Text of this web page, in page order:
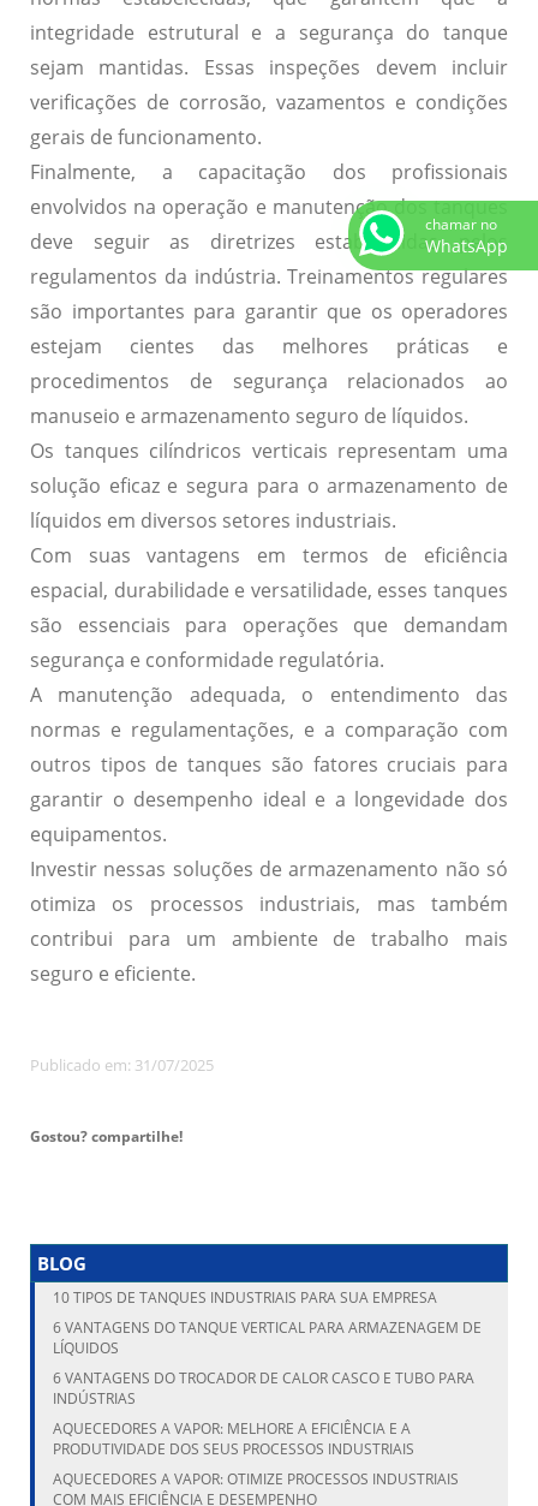
integridade estrutural e a segurança do tanque
sejam mantidas. Essas inspeções devem incluir
verificações de corrosão, vazamentos e condições
gerais de funcionamento.
Finalmente, a capacitação dos profissionais
envolvidos na operação e manutenção dos tanques
deve seguir as diretrizes estabelecidas pelos
regulamentos da indústria.Treinamentos regulares
são importantes para garantir que os operadores
estejam cientes das melhores práticas e
procedimentos de segurança relacionados ao
manuseio e armazenamento seguro de líquidos.
Os tanques cilíndricos verticais representam uma
solução eficaz e segura para o armazenamento de
líquidos em diversos setores industriais.
Com suas vantagens em termos de eficiência
espacial, durabilidade e versatilidade, esses tanques
são essenciais para operações que demandam
segurança e conformidade regulatória.
A manutenção adequada, o entendimento das
normas e regulamentações, e a comparação com
outros tipos de tanques são fatores cruciais para
garantir o desempenho ideal e a longevidade dos
equipamentos.
Investir nessas soluções de armazenamento não só
otimiza os processos industriais, mas também
contribui para um ambiente de trabalho mais
seguro e eficiente.
Publicado em: 31/07/2025
Gostou? compartilhe!
BLOG
10 TIPOS DE TANQUES INDUSTRIAIS PARA SUA EMPRESA
6 VANTAGENS DO TANQUE VERTICAL PARA ARMAZENAGEM DE
LÍQUIDOS
6 VANTAGENS DO TROCADOR DE CALOR CASCO E TUBO PARA
INDÚSTRIAS
AQUECEDORES A VAPOR: MELHORE A EFICIÊNCIA E A
PRODUTIVIDADE DOS SEUS PROCESSOS INDUSTRIAIS
AQUECEDORES A VAPOR: OTIMIZE PROCESSOS INDUSTRIAIS
COM MAIS EFICIÊNCIA E DESEMPENHO
chamar no
WhatsApp